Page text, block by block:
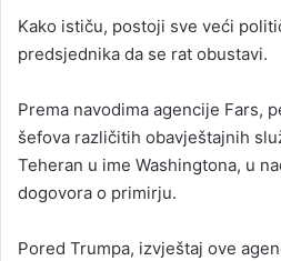
Kako ističu, postoji sve veći
predsjednika da se rat obustavi.
Prema navodima agencije Fars,
šefova različitih obavještajnih
Teheran u ime Washingtona, u
dogovora o primirju.
Pored Trumpa, izvještaj ove